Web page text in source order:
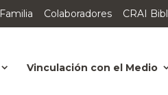
Familia Colaboradores CRAI
Vinculación con el Medio